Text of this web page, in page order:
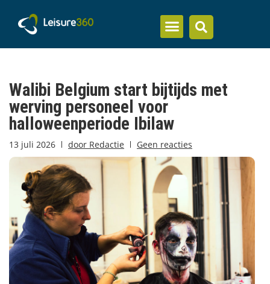
Walibi Belgium start bijtijds met
werving personeel voor
halloweenperiode Ibilaw
13 juli 2026 door Redactie Geen reacties